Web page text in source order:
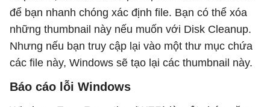
để bạn nhanh chóng xác định file. Bạn có thể xóa
những thumbnail này nếu muốn với Disk Cleanup.
Nhưng nếu bạn truy cập lại vào một thư mục chứa
các file này, Windows sẽ tạo lại các thumbnail này.
Báo cáo lỗi Windows